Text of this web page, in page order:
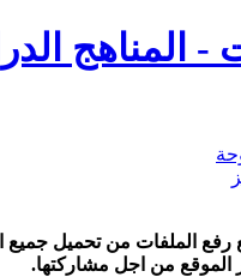
- المناهج
الملفات من تحميل جميع
الموقع من اجل مشاركتها.